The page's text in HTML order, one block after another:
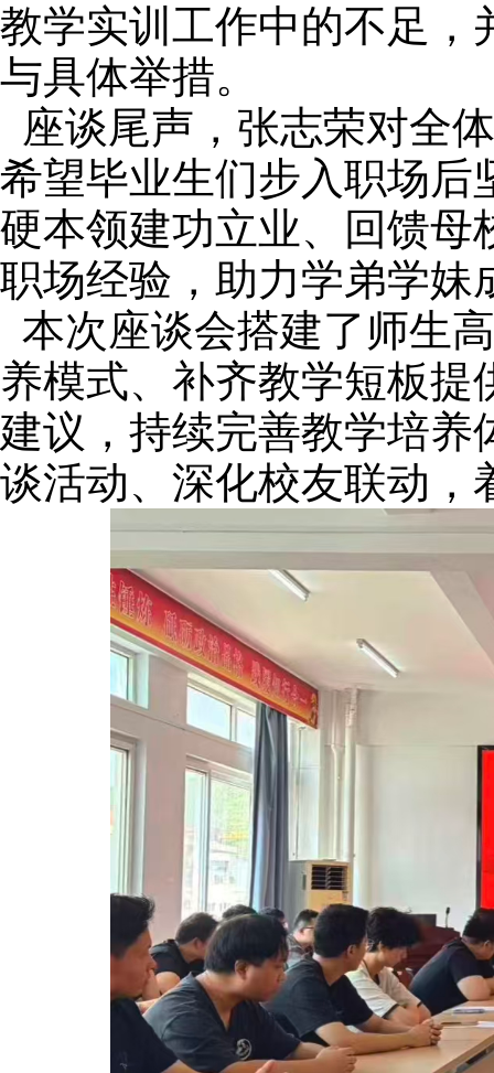
教学实训工作中的不足，
与具体举措。
座谈尾声，张志荣对全
希望毕业生们步入职场后
硬本领建功立业、回馈母
职场经验，助力学弟学妹
本次座谈会搭建了师生
养模式、补齐教学短板
建议，持续完善教学培养
谈活动、深化校友联动，